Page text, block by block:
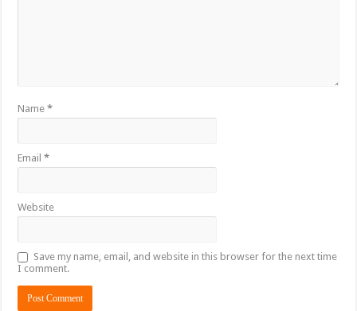
Name*
Email*
Website
Save my name, email, and website in this browser for the next time
I comment.